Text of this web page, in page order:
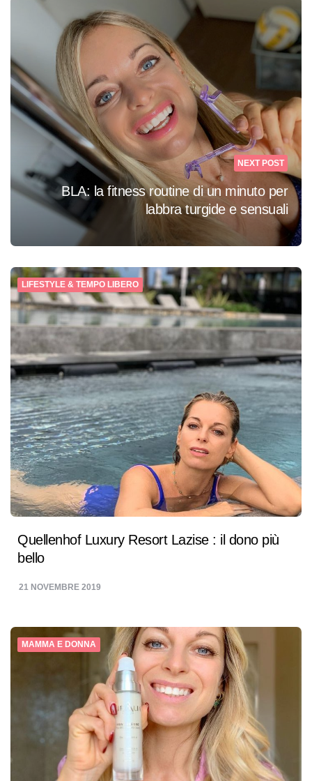
NEXT POST
BLA: la fitness routine di un minuto per
labbra turgide e sensuali
LIFESTYLE & TEMPO LIBERO
Quellenhof Luxury Resort Lazise : il dono più
bello
21 NOVEMBRE 2019
MAMMA E DONNA